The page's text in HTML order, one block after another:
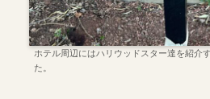
ホテル周辺にはハリウッドスター達を紹介
た。